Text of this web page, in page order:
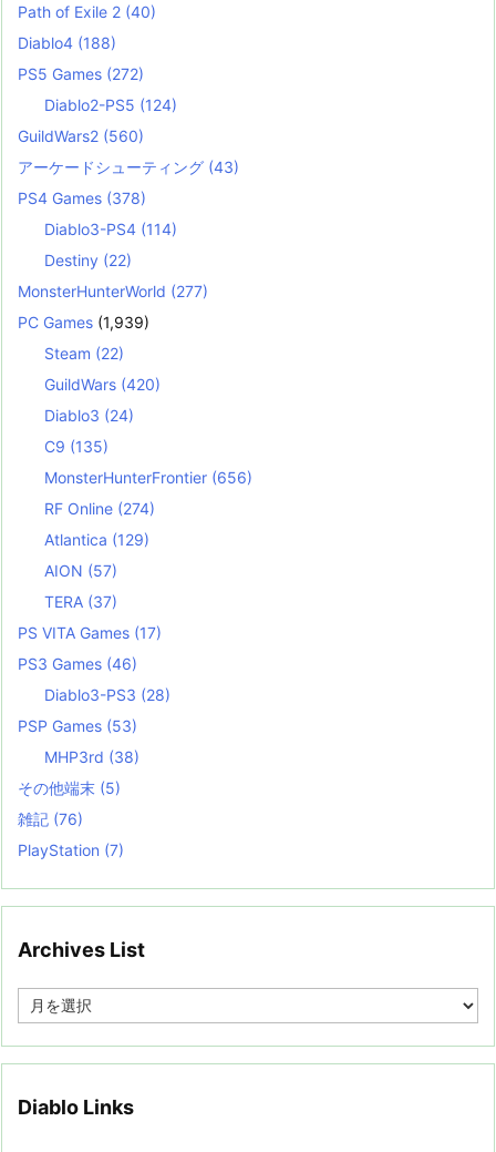
Path of Exile 2 (40)
Diablo4 (188)
PS5 Games (272)
Diablo2-PS5 (124)
GuildWars2 (560)
アーケードシューティング (43)
PS4 Games (378)
Diablo3-PS4 (114)
Destiny (22)
MonsterHunterWorld (277)
PC Games (1,939)
Steam (22)
GuildWars (420)
Diablo3 (24)
C9 (135)
MonsterHunterFrontier (656)
RF Online (274)
Atlantica (129)
AION (57)
TERA (37)
PS VITA Games (17)
PS3 Games (46)
Diablo3-PS3 (28)
PSP Games (53)
MHP3rd (38)
その他端末 (5)
雑記 (76)
PlayStation (7)
Archives List
e
Diablo Links